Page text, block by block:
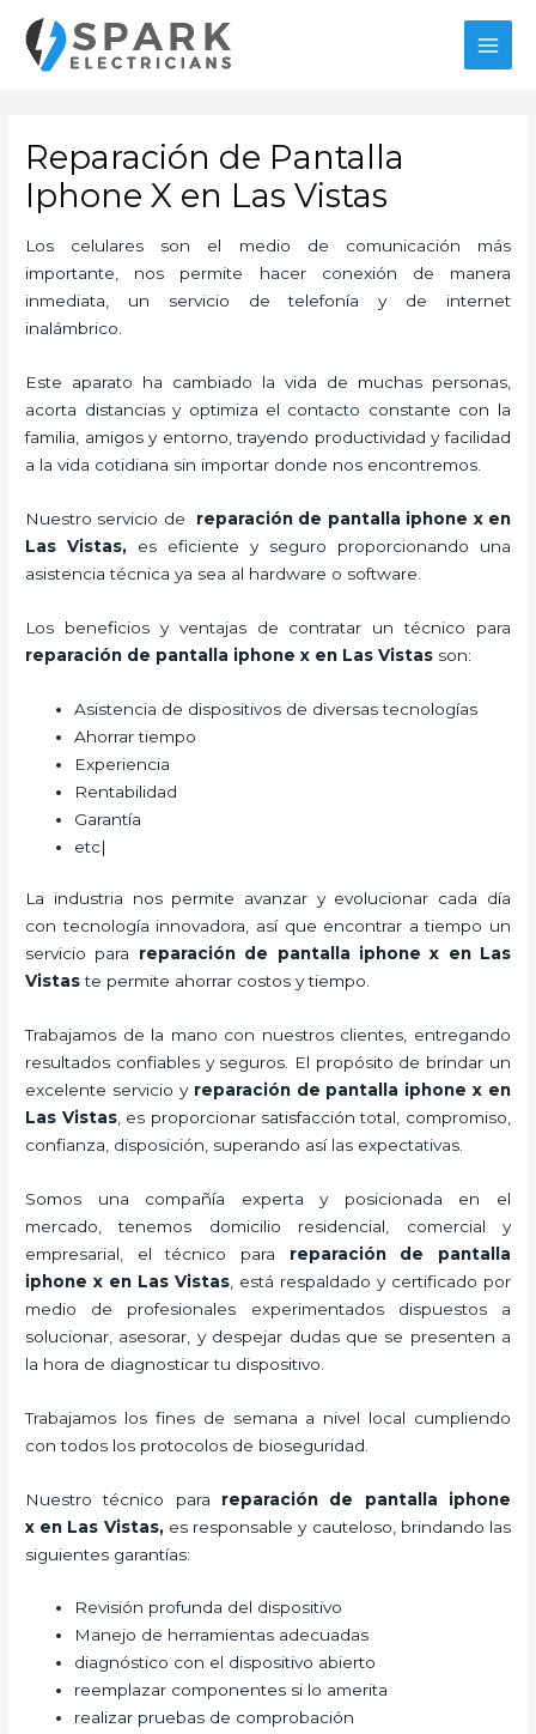
contenido
Reparación de Pantalla
Iphone X en Las Vistas
Los celulares son el medio de comunicación más
importante, nos permite hacer conexión de manera
inmediata, un servicio de telefonía y de internet
inalámbrico.
Este aparato ha cambiado la vida de muchas personas,
acorta distancias y optimiza el contacto constante con la
familia, amigos y entorno, trayendo productividad y facilidad
a la vida cotidiana sin importar donde nos encontremos.
Nuestro servicio de reparación de pantalla iphone x en
Las Vistas, es eficiente y seguro proporcionando una
asistencia técnica ya sea al hardware o software.
Los beneficios y ventajas de contratar un técnico para
reparación de pantalla iphone x en Las Vistas son:
Asistencia de dispositivos de diversas tecnologías
Ahorrar tiempo
Experiencia
Rentabilidad
Garantía
etc|
La industria nos permite avanzar y evolucionar cada día
con tecnología innovadora, así que encontrar a tiempo un
servicio para reparación de pantalla iphone x en Las
Vistaste permite ahorrar costos y tiempo.
Trabajamos de la mano con nuestros clientes, entregando
resultados confiables y seguros. El propósito de brindar un
excelente servicio y reparación de pantalla iphone x en
Las Vistas, es proporcionar satisfacción total, compromiso,
confianza, disposición, superando así las expectativas.
Somos una compañía experta y posicionada en el
mercado, tenemos domicilio residencial, comercial y
empresarial, el técnico para reparación de pantalla
iphone x en Las Vistas , está respaldado y certificado por
medio de profesionales experimentados dispuestos a
solucionar, asesorar, y despejar dudas que se presenten a
la hora de diagnosticar tu dispositivo.
Trabajamos los fines de semana a nivel local cumpliendo
con todos los protocolos de bioseguridad.
Nuestro técnico para reparación de pantalla iphone
x en Las Vistas, es responsable y cauteloso, brindando las
siguientes garantías:
Revisión profunda del dispositivo
Manejo de herramientas adecuadas
diagnóstico con el dispositivo abierto
reemplazar componentes si lo amerita
realizar pruebas de comprobación